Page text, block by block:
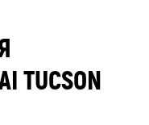
TUCSON